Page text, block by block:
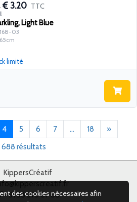
3.20 TTC
Light Blue
03
limité
4(current)
5 6 7 ... 18 »Suivant
688 résultats
KippersCréatif
+31 38 375 67 88
des cookies nécessaires afin